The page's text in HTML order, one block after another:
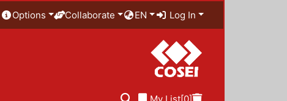
Options Collaborate EN Log In